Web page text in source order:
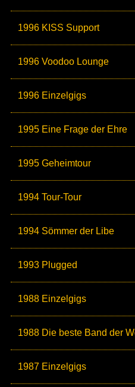
1996 KISS Support
1996 Voodoo Lounge
1996 Einzelgigs
1995 Eine Frage der Ehre
1995 Geheimtour
1994 Tour-Tour
1994 Sömmer der Libe
1993 Plugged
1988 Einzelgigs
1988 Die beste Band der
1987 Einzelgigs